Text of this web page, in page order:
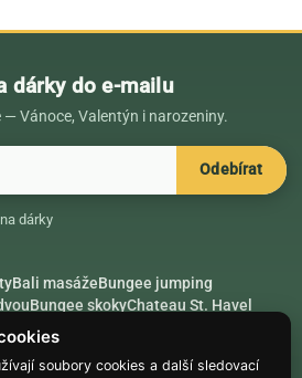
soubory cookies a další sledovací
dárky do e-mailu
— Vánoce, Valentýn i narozeniny.
Odebírat
dárky
Bali masážeBungee jumping
Bungee skokyChateau St. Havel
Dárek k 40. narozeninám
SantaSložte se na dárek